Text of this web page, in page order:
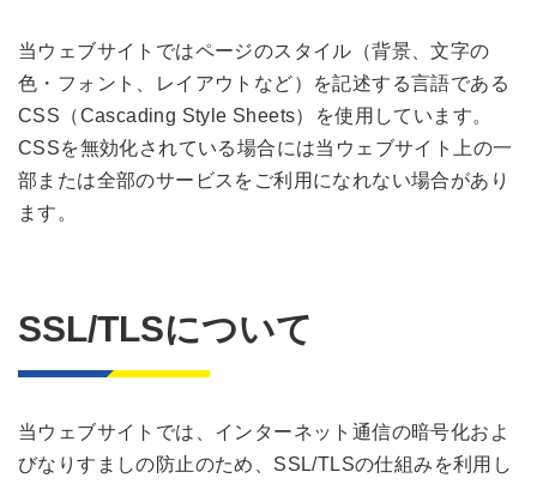
当ウェブサイトではページのスタイル（背景、文字の
色・フォント、レイアウトなど）を記述する言語である
CSS（Cascading Style Sheets）を使用しています。
CSSを無効化されている場合には当ウェブサイト上の一
部または全部のサービスをご利用になれない場合があり
ます。
SSL/TLSについて
当ウェブサイトでは、インターネット通信の暗号化およ
びなりすましの防止のため、SSL/TLSの仕組みを利用し